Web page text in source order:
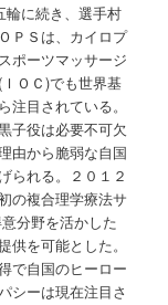
輪に続き、選手村
ＰＳは、カイロプ
ポーツマッサージ
ＯＣ)でも世界基
目されている。
子役は必要不可欠
由から脆弱な自国
られる。２０１２
の複合理学療法サ
分野を活かした
を可能とした。
で自国のヒーロー
シーは現在注目さ